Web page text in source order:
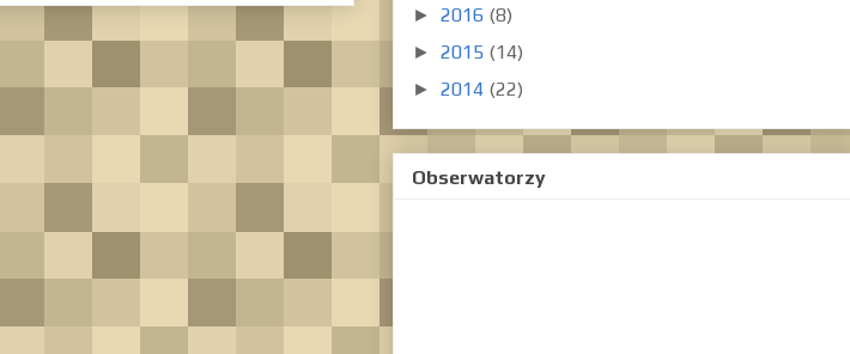
► 2016 (8)
► 2015 (14)
► 2014 (22)
Obserwatorzy